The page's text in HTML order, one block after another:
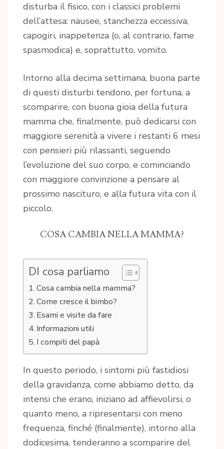
disturba il fisico, con i classici problemi
dell’attesa: nausee, stanchezza eccessiva,
capogiri, inappetenza (o, al contrario, fame
spasmodica) e, soprattutto, vomito.
Intorno alla decima settimana, buona parte
di questi disturbi tendono, per fortuna, a
scomparire, con buona gioia della futura
mamma che, finalmente, può dedicarsi con
maggiore serenità a vivere i restanti 6 mesi
con pensieri più rilassanti, seguendo
l’evoluzione del suo corpo, e cominciando
con maggiore convinzione a pensare al
prossimo nascituro, e alla futura vita con il
piccolo.
COSA CAMBIA NELLA MAMMA?
DI cosa parliamo
Cosa cambia nella mamma?
Come cresce il bimbo?
Esami e visite da fare
Informazioni utili
I compiti del papà
In questo periodo, i sintomi più fastidiosi
della gravidanza, come abbiamo detto, da
intensi che erano, iniziano ad affievolirsi, o
quanto meno, a ripresentarsi con meno
frequenza, finché (finalmente), intorno alla
dodicesima, tenderanno a scomparire del